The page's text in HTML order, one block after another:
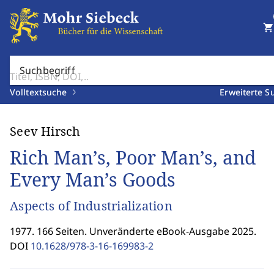
Suchbegriff
Volltextsuche Erweiterte
shopping_cart
Seev Hirsch
Rich Man’s, Poor Man’s, and
Every Man’s Goods
Aspects of Industrialization
1977. 166 Seiten. Unveränderte eBook-Ausgabe 2025.
DOI 10.1628/978-3-16-169983-2